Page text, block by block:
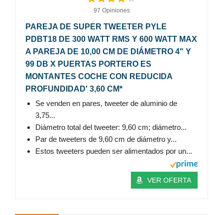
97 Opiniones
PAREJA DE SUPER TWEETER PYLE
PDBT18 DE 300 WATT RMS Y 600 WATT MAX
A PAREJA DE 10,00 CM DE DIÁMETRO 4" Y
99 DB X PUERTAS PORTERO ES
MONTANTES COCHE CON REDUCIDA
PROFUNDIDAD' 3,60 CM*
Se venden en pares, tweeter de aluminio de
3,75...
Diámetro total del tweeter: 9,60 cm; diámetro...
Par de tweeters de 9,60 cm de diámetro y...
Estos tweeters pueden ser alimentados por un...
VER OFERTA